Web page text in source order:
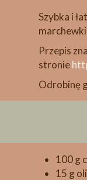
Szybka i
Przepis
stronie
Odrobinę
100 g
15 g